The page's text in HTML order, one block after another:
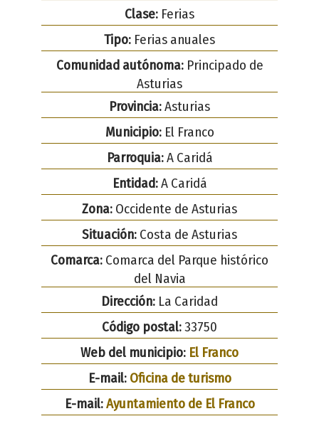
Clase: Ferias
Tipo: Ferias anuales
Comunidad autónoma:Principado de
Asturias
Provincia:Asturias
Municipio:El Franco
Parroquia:A Caridá
Entidad:A Caridá
Zona: Occidente de Asturias
Situación: Costa de Asturias
Comarca: Comarca del Parque histórico
del Navia
Dirección: La Caridad
Código postal:33750
Web del municipio: El Franco
E-mail: Oficina de turismo
E-mail:Ayuntamiento de El Franco